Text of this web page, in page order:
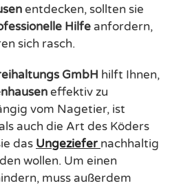
entdecken, sollten sie
Hilfeanfordern,
sich rasch.
GmbH hilft Ihnen,
effektiv zu
vom Nagetier, ist
auch die Art des Köders
das Ungeziefer nachhaltig
wollen. Um einen
muss außerdem